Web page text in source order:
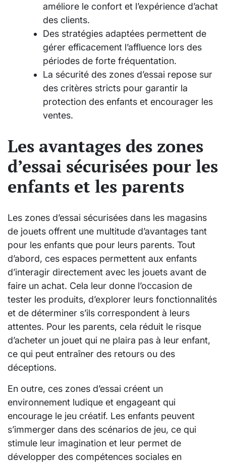
améliore le confort et l’expérience d’achat
des clients.
Des stratégies adaptées permettent de
gérer efficacement l’affluence lors des
périodes de forte fréquentation.
La sécurité des zones d’essai repose sur
des critères stricts pour garantir la
protection des enfants et encourager les
ventes.
Les avantages des zones
d’essai sécurisées pour les
enfants et les parents
Les zones d’essai sécurisées dans les magasins
de jouets offrent une multitude d’avantages tant
pour les enfants que pour leurs parents. Tout
d’abord, ces espaces permettent aux enfants
d’interagir directement avec les jouets avant de
faire un achat. Cela leur donne l’occasion de
tester les produits, d’explorer leurs fonctionnalités
et de déterminer s’ils correspondent à leurs
attentes. Pour les parents, cela réduit le risque
d’acheter un jouet qui ne plaira pas à leur enfant,
ce qui peut entraîner des retours ou des
déceptions.
En outre, ces zones d’essai créent un
environnement ludique et engageant qui
encourage le jeu créatif. Les enfants peuvent
s’immerger dans des scénarios de jeu, ce qui
stimule leur imagination et leur permet de
développer des compétences sociales en